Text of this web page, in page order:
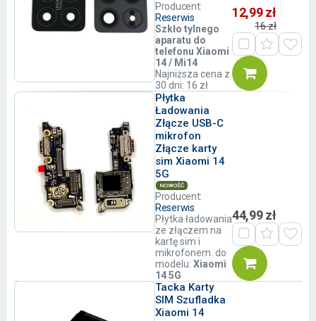
Producent:
Reserwis
Szkło tylnego
aparatu do
telefonu Xiaomi
14 / Mi14
Najniższa cena z
30 dni: 16 zł
12,99 zł
16 zł
Płytka
Ładowania
Złącze USB-C
mikrofon
Złącze karty
sim Xiaomi 14
5G
NOWOŚĆ
Producent:
Reserwis
Płytka ładowania
ze złączem na
kartę sim i
mikrofonem. do
modelu: Xiaomi
14 5G
44,99 zł
Tacka Karty
SIM Szufladka
Xiaomi 14